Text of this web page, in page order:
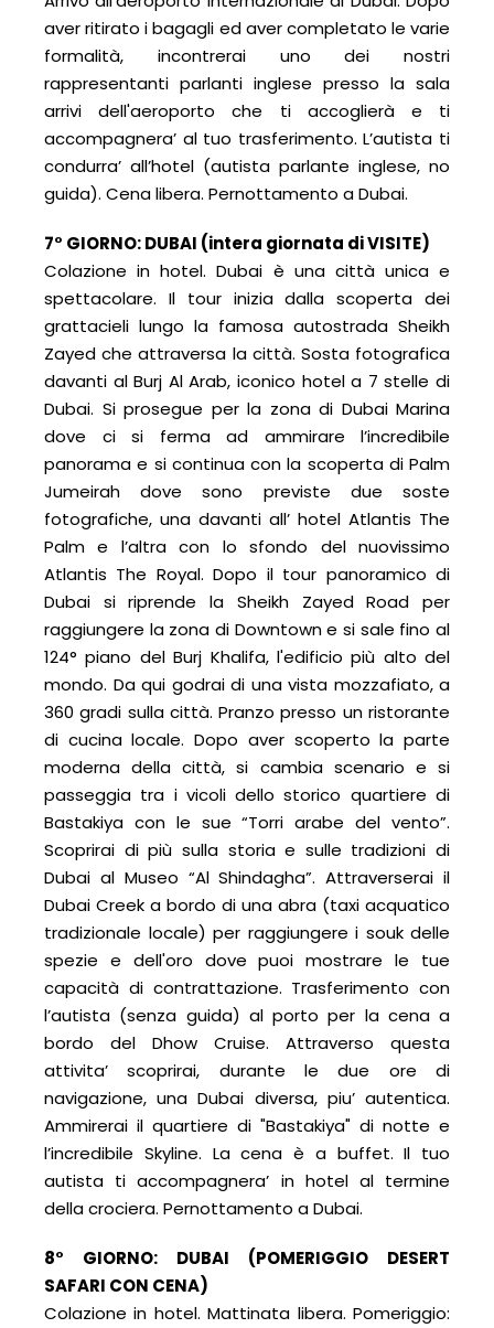
aver ritirato i bagagli ed aver completato le varie
formalità, incontrerai uno dei nostri
rappresentanti parlanti inglese presso la sala
arrivi dell'aeroporto che ti accoglierà e ti
accompagnera’ al tuo trasferimento. L’autista ti
condurra’ all’hotel (autista parlante inglese, no
guida). Cena libera. Pernottamento a Dubai.
7° GIORNO: DUBAI (intera giornata di VISITE)
Colazione in hotel. Dubai è una città unica e
spettacolare. Il tour inizia dalla scoperta dei
grattacieli lungo la famosa autostrada Sheikh
Zayed che attraversa la città. Sosta fotografica
davanti al Burj Al Arab, iconico hotel a 7 stelle di
Dubai. Si prosegue per la zona di Dubai Marina
dove ci si ferma ad ammirare l’incredibile
panorama e si continua con la scoperta di Palm
Jumeirah dove sono previste due soste
fotografiche, una davanti all’ hotel Atlantis The
Palm e l’altra con lo sfondo del nuovissimo
Atlantis The Royal. Dopo il tour panoramico di
Dubai si riprende la Sheikh Zayed Road per
raggiungere la zona di Downtown e si sale fino al
124° piano del Burj Khalifa, l'edificio più alto del
mondo. Da qui godrai di una vista mozzafiato, a
360 gradi sulla città. Pranzo presso un ristorante
di cucina locale. Dopo aver scoperto la parte
moderna della città, si cambia scenario e si
passeggia tra i vicoli dello storico quartiere di
Bastakiya con le sue “Torri arabe del vento”.
Scoprirai di più sulla storia e sulle tradizioni di
Dubai al Museo “Al Shindagha”. Attraverserai il
Dubai Creek a bordo di una abra (taxi acquatico
tradizionale locale) per raggiungere i souk delle
spezie e dell'oro dove puoi mostrare le tue
capacità di contrattazione. Trasferimento con
l’autista (senza guida) al porto per la cena a
bordo del Dhow Cruise. Attraverso questa
attivita’ scoprirai, durante le due ore di
navigazione, una Dubai diversa, piu’ autentica.
Ammirerai il quartiere di "Bastakiya" di notte e
l’incredibile Skyline. La cena è a buffet. Il tuo
autista ti accompagnera’ in hotel al termine
della crociera. Pernottamento a Dubai.
8° GIORNO: DUBAI (POMERIGGIO DESERT
SAFARI CON CENA)
Colazione in hotel. Mattinata libera. Pomeriggio: